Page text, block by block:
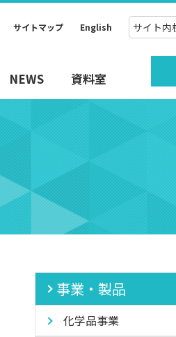
サイトマップ English
NEWS 資料室
事業・製品
化学品事業